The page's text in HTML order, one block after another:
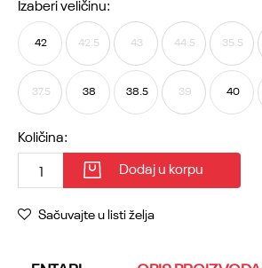
Izaberi veličinu:
42 42.5 43 44.5 35.5
37.5 38 38.5 39 40
Količina:
Dodaj u korpu
Sačuvajte u listi želja